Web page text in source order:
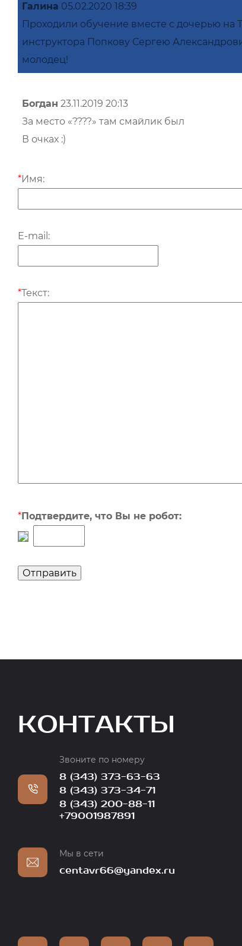
Галина 05.02.2020 18:39
Проходили обучение вместе с дочерью на
инструктора Попкову Сергею
молодец!
Богдан 23.11.2019 20:13
За место «????» там смайлик был
В очках :)
*Имя:
E-mail:
*Текст:
*Подтвердите, что Вы не робот:
КОНТАКТЫ
Звоните по номеру
8 (343) 373-63-63
8 (343) 373-34-71
8 (343) 200-88-11
+79001987891
Мы в сети
centavr66@yandex.ru